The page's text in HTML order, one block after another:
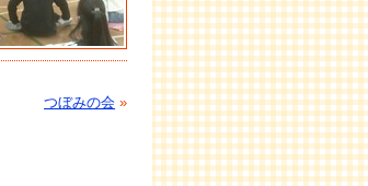
つぼみの会 »